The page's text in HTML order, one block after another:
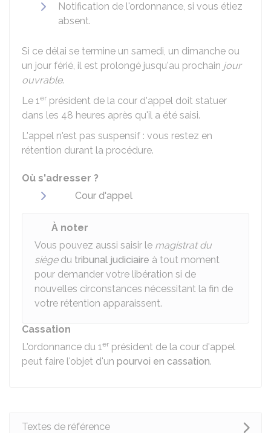
Notification de l'ordonnance, si vous étiez
absent.
Si ce délai se termine un samedi, un dimanche ou
un jour férié, il est prolongé jusqu'au prochain jour
ouvrable.
Le 1er président de la cour d'appel doit statuer
dans les 48 heures après qu'il a été saisi.
L'appel n'est pas suspensif : vous restez en
rétention durant la procédure.
Où s'adresser ?
Cour d'appel
À noter
Vous pouvez aussi saisir le magistrat du
siègedu tribunal judiciaire à tout moment
pour demander votre libération si de
nouvelles circonstances nécessitant la fin de
votre rétention apparaissent.
Cassation
L'ordonnance du 1er président de la cour d'appel
peut faire l'objet d'un pourvoi en cassation.
Textes de référence